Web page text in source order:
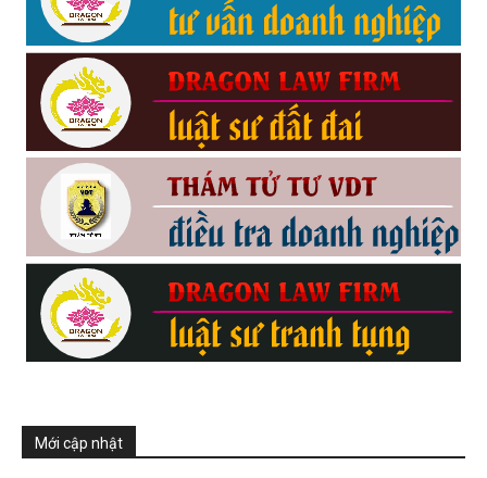
Mới cập nhật